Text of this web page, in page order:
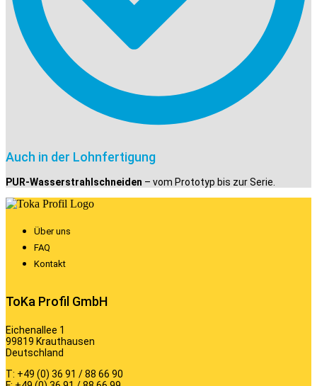
Auch in der Lohnfertigung
PUR-Wasserstrahlschneiden – vom Prototyp bis zur Serie.
Über uns
FAQ
Kontakt
ToKa Profil GmbH
Eichenallee 1
99819 Krauthausen
Deutschland
T: +49 (0) 36 91 / 88 66 90